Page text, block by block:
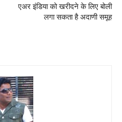
एअर इंडिया को खरीदने के लिए बोली
लगा सकता है अदाणी समूह